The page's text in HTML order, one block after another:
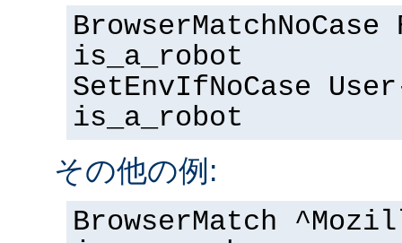
BrowserMatchNoCase
is_a_robot
SetEnvIfNoCase
is_a_robot
その他の例:
BrowserMatch